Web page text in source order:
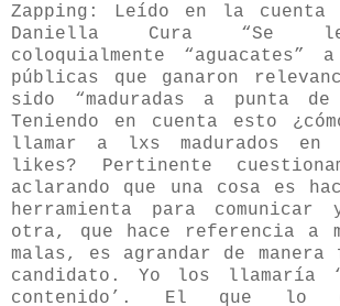
Zapping: Leído en la
Daniella Cura “Se
coloquialmente
públicas que ganaron
sido “maduradas a punta
Teniendo en cuenta esto
llamar a lxs madurados en
likes? Pertinente
aclarando que una cosa es
herramienta para
otra, que hace referencia a
malas, es agrandar de
candidato. Yo los llamaría
contenido’. El que lo